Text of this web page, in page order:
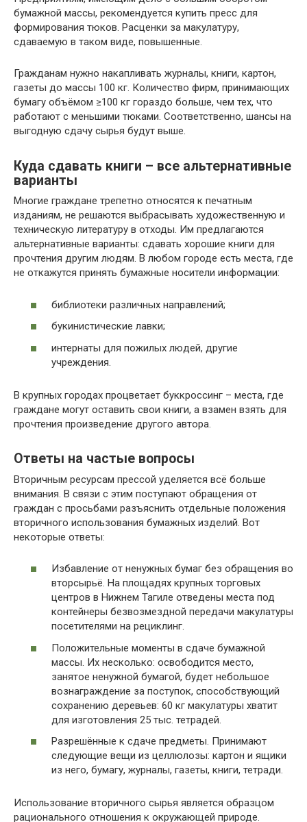
бумажной массы, рекомендуется купить пресс для
формирования тюков. Расценки за макулатуру,
сдаваемую в таком виде, повышенные.
Гражданам нужно накапливать журналы, книги, картон,
газеты до массы 100 кг. Количество фирм, принимающих
бумагу объёмом ≥100 кг гораздо больше, чем тех, что
работают с меньшими тюками. Соответственно, шансы на
выгодную сдачу сырья будут выше.
Куда сдавать книги – все альтернативные
варианты
Многие граждане трепетно относятся к печатным
изданиям, не решаются выбрасывать художественную и
техническую литературу в отходы. Им предлагаются
альтернативные варианты: сдавать хорошие книги для
прочтения другим людям. В любом городе есть места, где
не откажутся принять бумажные носители информации:
библиотеки различных направлений;
букинистические лавки;
интернаты для пожилых людей, другие
учреждения.
В крупных городах процветает буккроссинг – места, где
граждане могут оставить свои книги, а взамен взять для
прочтения произведение другого автора.
Ответы на частые вопросы
Вторичным ресурсам прессой уделяется всё больше
внимания. В связи с этим поступают обращения от
граждан с просьбами разъяснить отдельные положения
вторичного использования бумажных изделий. Вот
некоторые ответы:
Избавление от ненужных бумаг без обращения во
вторсырьё. На площадях крупных торговых
центров в Нижнем Тагиле отведены места под
контейнеры безвозмездной передачи макулатуры
посетителями на рециклинг.
Положительные моменты в сдаче бумажной
массы. Их несколько: освободится место,
занятое ненужной бумагой, будет небольшое
вознаграждение за поступок, способствующий
сохранению деревьев: 60 кг макулатуры хватит
для изготовления 25 тыс. тетрадей.
Разрешённые к сдаче предметы. Принимают
следующие вещи из целлюлозы: картон и ящики
из него, бумагу, журналы, газеты, книги, тетради.
Использование вторичного сырья является образцом
рационального отношения к окружающей природе.